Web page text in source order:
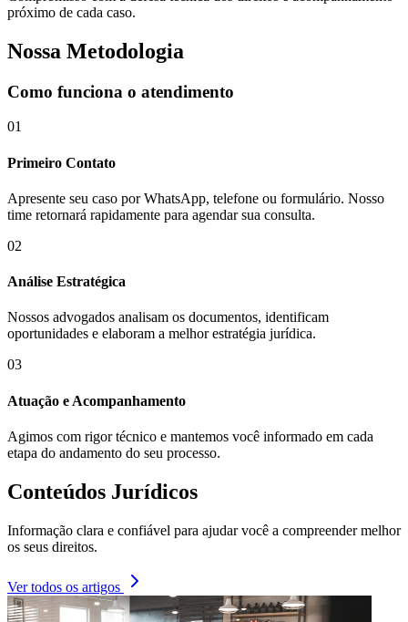
próximo de cada caso.
Nossa Metodologia
Como funciona o atendimento
01
Primeiro Contato
Apresente seu caso por WhatsApp, telefone ou formulário. Nosso
time retornará rapidamente para agendar sua consulta.
02
Análise Estratégica
Nossos advogados analisam os documentos, identificam
oportunidades e elaboram a melhor estratégia jurídica.
03
Atuação e Acompanhamento
Agimos com rigor técnico e mantemos você informado em cada
etapa do andamento do seu processo.
Conteúdos Jurídicos
Informação clara e confiável para ajudar você a compreender melhor
os seus direitos.
Ver todos os artigos